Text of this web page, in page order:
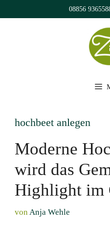
Inhalt
08856
hochbeet anlegen
Moderne
wird das
Highlight im
von Anja Wehle